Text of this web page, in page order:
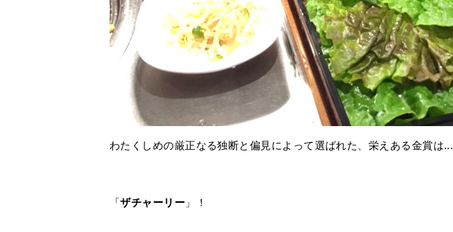
わたくしめの厳正なる独断と偏見によって選ばれた、栄えある金賞は...
「ザチャーリー 」！